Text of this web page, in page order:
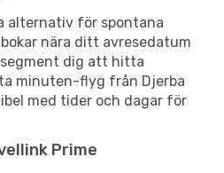
alternativ för spontana
nära ditt avresedatum
dig att hitta
minuten-flyg från Djerba
med tider och dagar för
Prime